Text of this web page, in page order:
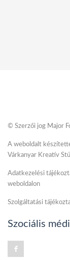
© Szerzői jog Major
A weboldalt
Várkanyar Kreatív
Adatkezelési
weboldalon
Szolgáltatási
Szociális